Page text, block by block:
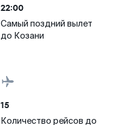
22:00
Самый поздний вылет
до Козани
15
Количество рейсов до